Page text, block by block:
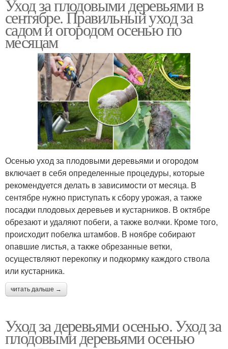
Уход за плодовыми деревьями в
сентябре. Правильный уход за
садом и огородом осенью по
месяцам
Осенью уход за плодовыми деревьями и огородом
включает в себя определенные процедуры, которые
рекомендуется делать в зависимости от месяца. В
сентябре нужно приступать к сбору урожая, а также
посадки плодовых деревьев и кустарников. В октябре
обрезают и удаляют побеги, а также волчки. Кроме того,
происходит побелка штамбов. В ноябре собирают
опавшие листья, а также обрезанные ветки,
осуществляют перекопку и подкормку каждого ствола
или кустарника.
читать дальше →
Уход за деревьями осенью. Уход за
плодовыми деревьями осенью